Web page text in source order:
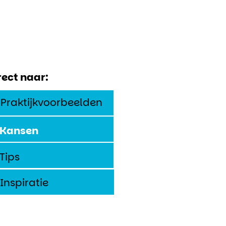
naar:
Inspiratie
Tips
Praktijkvoorbeelden